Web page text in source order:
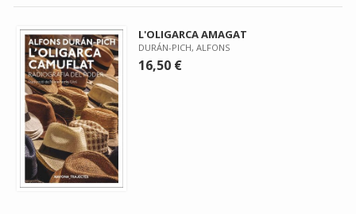
L'OLIGARCA AMAGAT
DURÁN-PICH, ALFONS
16,50 €